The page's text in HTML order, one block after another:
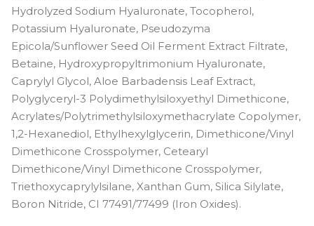
Hydrolyzed Sodium Hyaluronate, Tocopherol,
Potassium Hyaluronate, Pseudozyma
Epicola/Sunflower Seed Oil Ferment Extract Filtrate,
Betaine, Hydroxypropyltrimonium Hyaluronate,
Caprylyl Glycol, Aloe Barbadensis Leaf Extract,
Polyglyceryl-3 Polydimethylsiloxyethyl Dimethicone,
Acrylates/Polytrimethylsiloxymethacrylate Copolymer,
1,2-Hexanediol, Ethylhexylglycerin, Dimethicone/Vinyl
Dimethicone Crosspolymer, Cetearyl
Dimethicone/Vinyl Dimethicone Crosspolymer,
Triethoxycaprylylsilane, Xanthan Gum, Silica Silylate,
Boron Nitride, CI 77491/77499 (Iron Oxides).